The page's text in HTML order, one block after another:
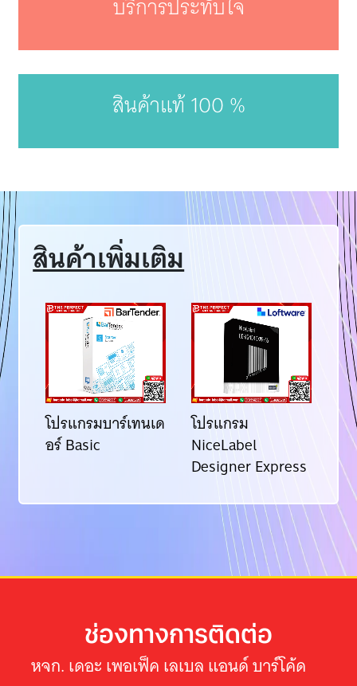
สินค้าแท้ 100 %
สินค้าเพิ่มเติม
โปรแกรมบาร์เทนเด
อร์ Basic
โปรแกรม
NiceLabel
Designer Express
โ
ช่องทางการติดต่อ
หจก. เดอะ เพอเฟ็ค เลเบล แอนด์ บาร์โค้ด